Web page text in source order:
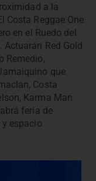
a la
Costa Reggae One
en el Ruedo del
Actuarán Red Gold
Remedio,
que
Costa
Karma Man
feria de
espacio